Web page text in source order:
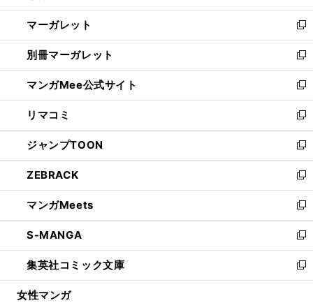
開
く
ウ
で
開
く
ン
ド
ウ
で
開
く
し
い
ウ
ィ
ン
ド
ウ
で
開
く
マーガレット
新
し
い
ウ
ィ
ン
ド
ウ
で
開
く
別冊マーガレット
新
し
い
ウ
ィ
ン
ド
ウ
で
開
く
マンガMee公式サイト
新
し
い
ウ
ィ
ン
ド
ウ
で
開
く
リマコミ
新
し
い
ウ
ィ
ン
ド
ウ
で
開
く
ジャンプTOON
新
し
い
ウ
ィ
ン
ド
ウ
で
開
ZEBRACK
新
し
い
ウ
ィ
ン
ド
ウ
マンガMeets
新
し
い
ウ
ィ
ン
S-MANGA
新
し
い
ウ
集英社コミック文庫
新
し
女性マンガ